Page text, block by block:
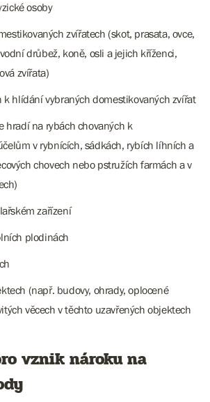
osoby
zvířatech (skot, prasata, ovce,
drůbež, koně, osli a jejich kříženci,
zvířata)
k hlídání vybraných domestikovaných zvířat
hradí na rybách chovaných k
v rybnících, sádkách, rybích líhních a
chovech nebo pstružích farmách a v
zařízení
plodinách
(např. budovy, ohrady, oplocené
věcech v těchto uzavřených objektech
vznik nároku na